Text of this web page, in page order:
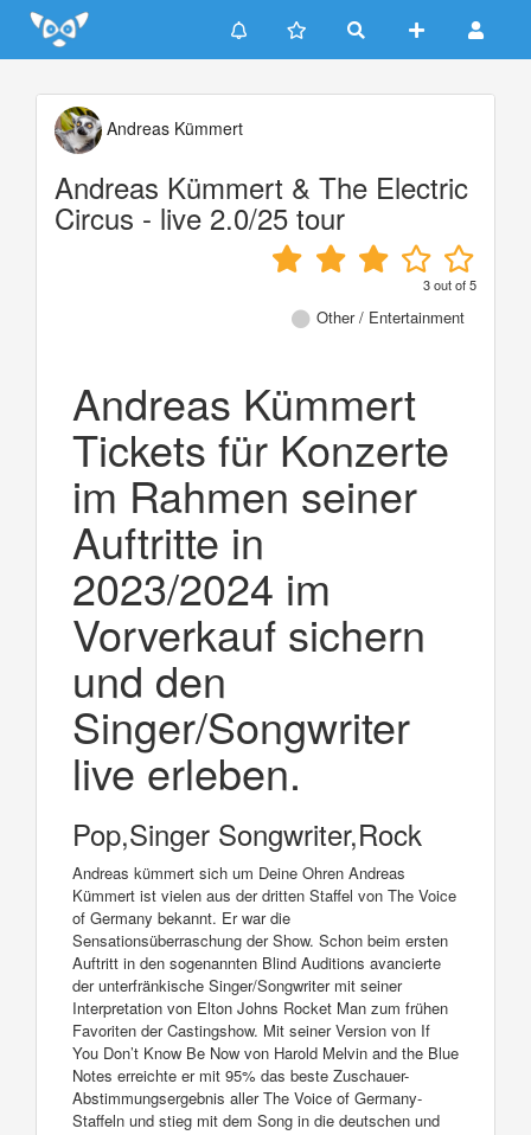
Update cookies preferences
Andreas Kümmert
Andreas Kümmert & The Electric
Circus - live 2.0/25 tour
3out of5
Other / Entertainment
Andreas Kümmert
Tickets für Konzerte
im Rahmen seiner
Auftritte in
2023/2024 im
Vorverkauf sichern
und den
Singer/Songwriter
live erleben.
Pop,Singer Songwriter,Rock
Andreas kümmert sich um Deine Ohren Andreas
Kümmert ist vielen aus der dritten Staffel von The Voice
of Germany bekannt. Er war die
Sensationsüberraschung der Show. Schon beim ersten
Auftritt in den sogenannten Blind Auditions avancierte
der unterfränkische Singer/Songwriter mit seiner
Interpretation von Elton Johns Rocket Man zum frühen
Favoriten der Castingshow. Mit seiner Version von If
You Don’t Know Be Now von Harold Melvin and the Blue
Notes erreichte er mit 95% das beste Zuschauer-
Abstimmungsergebnis aller The Voice of Germany-
Staffeln und stieg mit dem Song in die deutschen und